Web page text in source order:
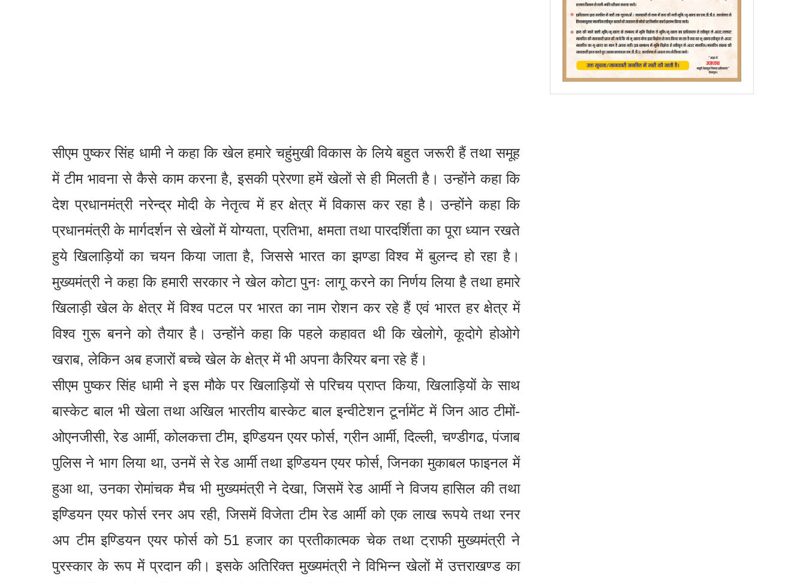
सीएम पुष्कर सिंह धामी ने कहा कि खेल हमारे चहुंमुखी विकास के लिये बहुत जरूरी हैं तथा समूह
में टीम भावना से कैसे काम करना है, इसकी प्रेरणा हमें खेलों से ही मिलती है। उन्होंने कहा कि
देश प्रधानमंत्री नरेन्द्र मोदी के नेतृत्व में हर क्षेत्र में विकास कर रहा है। उन्होंने कहा कि
प्रधानमंत्री के मार्गदर्शन से खेलों में योग्यता, प्रतिभा, क्षमता तथा पारदर्शिता का पूरा ध्यान रखते
हुये खिलाड़ियों का चयन किया जाता है, जिससे भारत का झण्डा विश्व में बुलन्द हो रहा है।
मुख्यमंत्री ने कहा कि हमारी सरकार ने खेल कोटा पुनः लागू करने का निर्णय लिया है तथा हमारे
खिलाड़ी खेल के क्षेत्र में विश्व पटल पर भारत का नाम रोशन कर रहे हैं एवं भारत हर क्षेत्र में
विश्व गुरू बनने को तैयार है। उन्होंने कहा कि पहले कहावत थी कि खेलोगे, कूदोगे होओगे
खराब, लेकिन अब हजारों बच्चे खेल के क्षेत्र में भी अपना कैरियर बना रहे हैं।
सीएम पुष्कर सिंह धामी ने इस मौके पर खिलाड़ियों से परिचय प्राप्त किया, खिलाड़ियों के साथ
बास्केट बाल भी खेला तथा अखिल भारतीय बास्केट बाल इन्वीटेशन टूर्नामेंट में जिन आठ टीमों-
ओएनजीसी, रेड आर्मी, कोलकत्ता टीम, इण्डियन एयर फोर्स, ग्रीन आर्मी, दिल्ली, चण्डीगढ, पंजाब
पुलिस ने भाग लिया था, उनमें से रेड आर्मी तथा इण्डियन एयर फोर्स, जिनका मुकाबल फाइनल में
हुआ था, उनका रोमांचक मैच भी मुख्यमंत्री ने देखा, जिसमें रेड आर्मी ने विजय हासिल की तथा
इण्डियन एयर फोर्स रनर अप रही, जिसमें विजेता टीम रेड आर्मी को एक लाख रूपये तथा रनर
अप टीम इण्डियन एयर फोर्स को 51 हजार का प्रतीकात्मक चेक तथा ट्राफी मुख्यमंत्री ने
पुरस्कार के रूप में प्रदान की। इसके अतिरिक्त मुख्यमंत्री ने विभिन्न खेलों में उत्तराखण्ड का